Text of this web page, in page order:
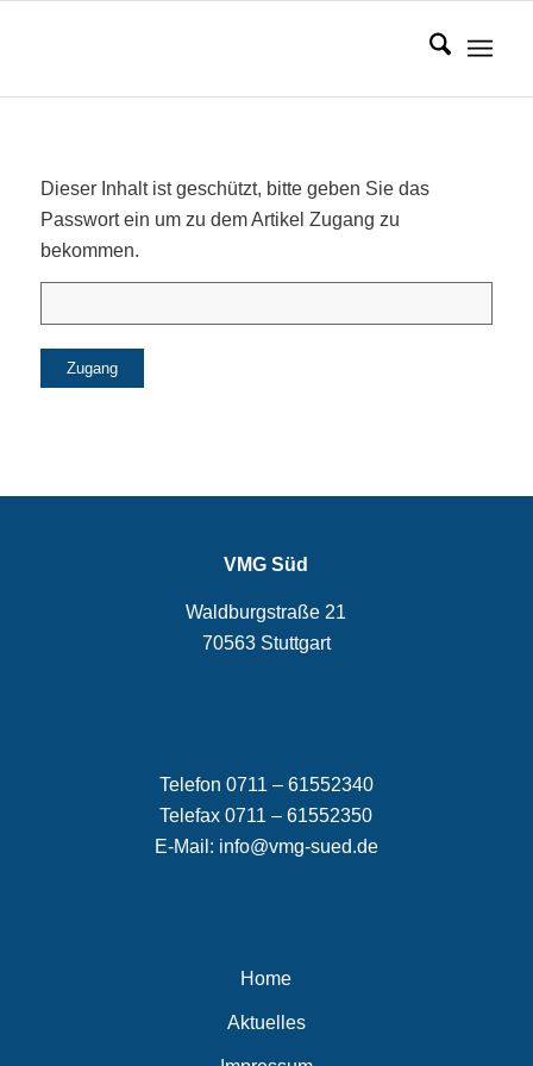
Dieser Inhalt ist geschützt, bitte geben Sie das
Passwort ein um zu dem Artikel Zugang zu
bekommen.
VMG Süd
Waldburgstraße 21
70563 Stuttgart
Telefon 0711 – 61552340
Telefax 0711 – 61552350
E-Mail: info@vmg-sued.de
Home
Aktuelles